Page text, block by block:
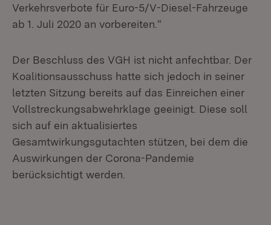
Verkehrsverbote für Euro-5/V-Diesel-Fahrzeuge
ab 1. Juli 2020 an vorbereiten.“
Der Beschluss des VGH ist nicht anfechtbar. Der
Koalitionsausschuss hatte sich jedoch in seiner
letzten Sitzung bereits auf das Einreichen einer
Vollstreckungsabwehrklage geeinigt. Diese soll
sich auf ein aktualisiertes
Gesamtwirkungsgutachten stützen, bei dem die
Auswirkungen der Corona-Pandemie
berücksichtigt werden.